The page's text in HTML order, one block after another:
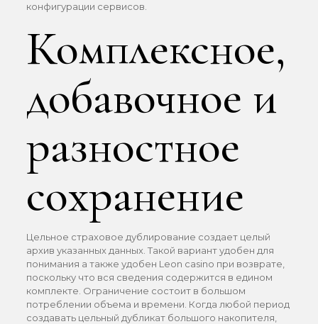
конфигурации сервисов.
Комплексное,
добавочное и
разностное
сохранение
Цельное страховое дублирование создает целый
архив указанных данных. Такой вариант удобен для
понимания а также удобен Leon casino при возврате,
поскольку что вся сведения содержится в едином
комплекте. Ограничение состоит в большом
потреблении объема и времени. Когда любой период
создавать цельный дубликат большого накопителя,